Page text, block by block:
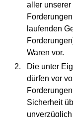
aller
laufenden
Waren vor.
Die unter
dürfen vor
Sicherheit